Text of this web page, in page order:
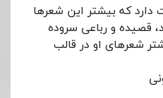
که بیشتر این شعرها
قصیده و رباعی سروده
شعرهای او در قالب